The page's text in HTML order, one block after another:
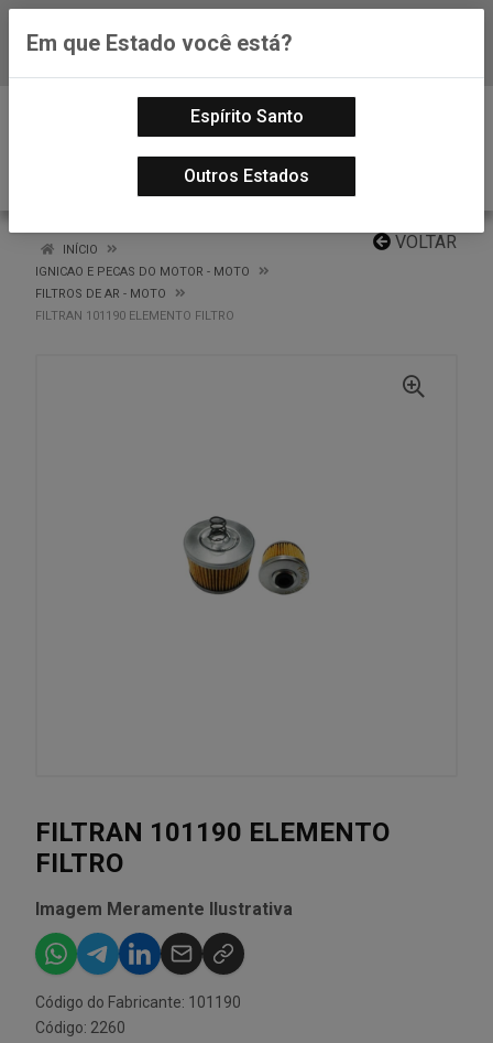
Baixe já nosso APP
VOLTAR
INÍCIO
IGNICAO E PECAS DO MOTOR - MOTO
FILTROS DE AR - MOTO
FILTRAN 101190 ELEMENTO FILTRO
FILTRAN 101190 ELEMENTO
FILTRO
Imagem Meramente Ilustrativa
Código do Fabricante: 101190
Código: 2260
Em que Estado você está?
Espírito Santo
Outros Estados